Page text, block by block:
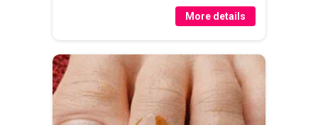
More details